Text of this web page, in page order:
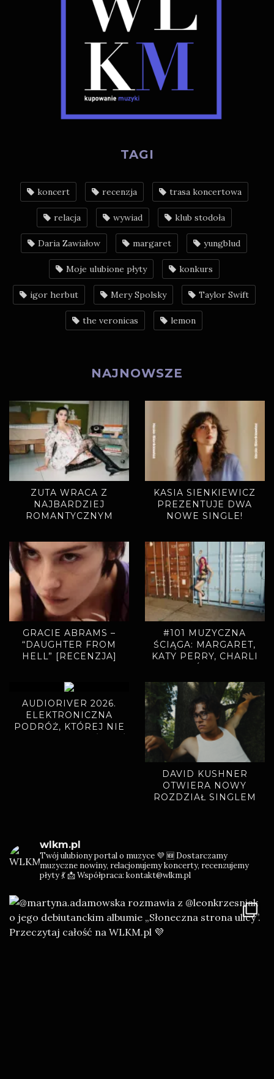
TAGI
koncert recenzja trasa koncertowa
relacja wywiad klub stodoła
Daria Zawiałow margaret yungblud
Moje ulubione płyty konkurs
igor herbut Mery Spolsky Taylor Swift
the veronicas lemon
NAJNOWSZE
ZUTA WRACA Z
NAJBARDZIEJ
ROMANTYCZNYM
LATA” ZAPOWIADAJĄ
NOWY ALBUM
KASIA SIENKIEWICZ
PREZENTUJE DWA
NOWE SINGLE!
GRACIE ABRAMS –
“DAUGHTER FROM
HELL” [RECENZJA]
#101 MUZYCZNA
ŚCIĄGA: MARGARET,
KATY PERRY, CHARLI
AUDIORIVER 2026.
ELEKTRONICZNA
PODRÓŻ, KTÓREJ NIE
DAVID KUSHNER
OTWIERA NOWY
ROZDZIAŁ SINGLEM
wlkm.pl
Twój ulubiony portal o muzyce 💜 🆕 Dostarczamy
muzyczne nowiny, relacjonujemy koncerty, recenzujemy
płyty 💃📩 Współpraca: kontakt@wlkm.pl